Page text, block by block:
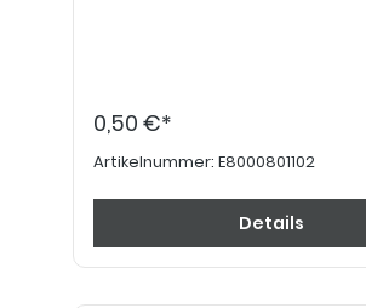
0,50 €*
Artikelnummer: E8000801102
Details